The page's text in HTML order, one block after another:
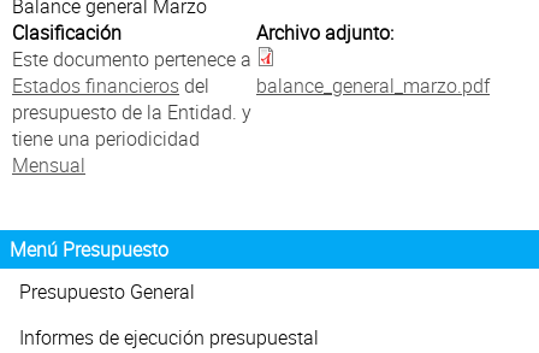
Balance general Marzo
Clasificación
Este documento pertenece a
Estados financierosdel
presupuesto de la Entidad. y
tiene una periodicidad
Mensual
Archivo adjunto:
balance_general_marzo.pdf
Menú Presupuesto
Presupuesto General
Informes de ejecución presupuestal